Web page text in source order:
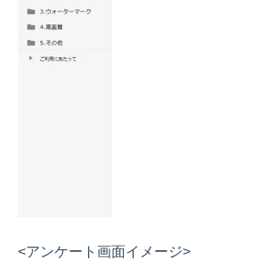
<アンケート画面イメージ>